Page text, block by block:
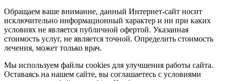
Обращаем ваше внимание, данный Интернет-сайт носит
исключительно информационный характер и ни при каких
условиях не является публичной офертой. Указанная
стоимость услуг, не является точной. Определить стоимость
лечения, может только врач.
Мы используем файлы cookies для улучшения работы сайта.
Оставаясь на нашем сайте, вы соглашаетесь с условиями